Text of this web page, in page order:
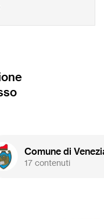
Comune di
17 contenuti